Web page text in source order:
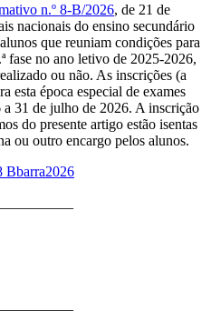
n.º 8-B/2026, de 21 de
nacionais do ensino secundário
que reuniam condições para
fase no ano letivo de 2025-2026,
ou não. As inscrições (a
esta época especial de exames
31 de julho de 2026. A inscrição
do presente artigo estão isentas
ou outro encargo pelos alunos.